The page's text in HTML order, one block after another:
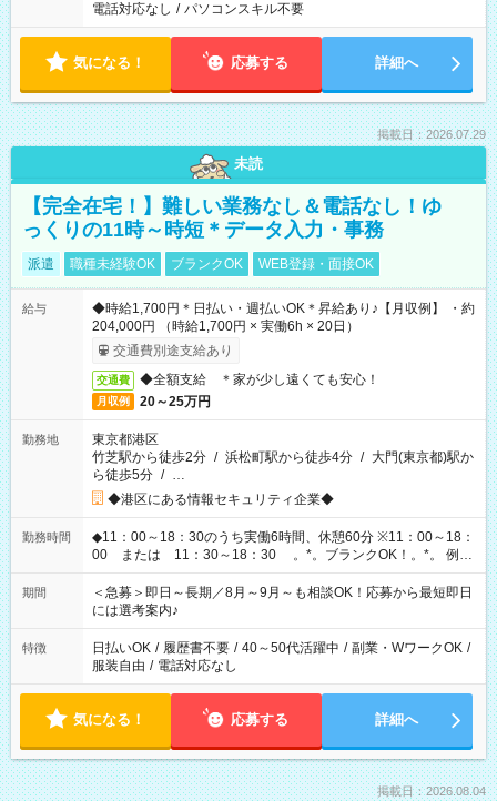
電話対応なし / パソコンスキル不要
気になる！ 応募する 詳細へ
掲載日：2026.07.29
未読
【完全在宅！】難しい業務なし＆電話なし！ゆ
っくりの11時～時短＊データ入力・事務
派遣 職種未経験OK ブランクOK WEB登録・面接OK
給与
◆時給1,700円＊日払い・週払いOK＊昇給あり♪【月収例】 ・約
204,000円 （時給1,700円 × 実働6h × 20日）
交通費別途支給あり
交通費 ◆全額支給 ＊家が少し遠くても安心！
月収例 20～25万円
勤務地
東京都港区
竹芝駅から徒歩2分 / 浜松町駅から徒歩4分 / 大門(東京都)駅か
ら徒歩5分 / …
◆港区にある情報セキュリティ企業◆
勤務時間
◆11：00～18：30のうち実働6時間、休憩60分 ※11：00～18：
00 または 11：30～18：30 。*。ブランクOK！。*。 例え
ば前職が、 在宅/財団法人/事務/コールセンター/受付/販売/カフェ
スタッフ スイーツ販売/ホテルフロント/化粧品販売/など 様々な
業界から入社して活躍されています♪
期間
＜急募＞即日～長期／8月～9月～も相談OK！応募から最短即日
には選考案内♪
特徴 日払いOK / 履歴書不要 / 40～50代活躍中 / 副業・WワークOK /
服装自由 / 電話対応なし
気になる！ 応募する 詳細へ
掲載日：2026.08.04